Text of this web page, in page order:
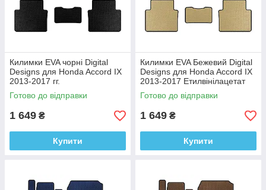
Килимки EVA чорні Digital
Designs для Honda Accord IX
2013-2017 гг.
Этилвинилацетат
Готово до відправки
1 649 ₴
Купити
Килимки EVA Бежевий Digital
Designs для Honda Accord IX
2013-2017 Етилвінілацетат
Готово до відправки
1 649 ₴
Купити